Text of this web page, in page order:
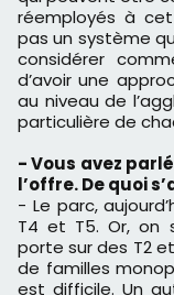
réemployés à
pas un système
considérer
d’avoir une
au niveau de
particulière de
- Vous avez
l’offre. De quoi
- Le parc,
T4 et T5. Or, on
porte sur des T2
de familles
est difficile. Un